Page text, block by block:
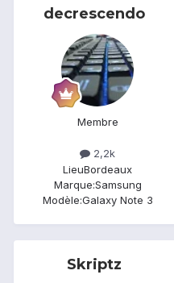
decrescendo
Membre
2,2k
LieuBordeaux
Marque:Samsung
Modèle:Galaxy Note 3
Skriptz